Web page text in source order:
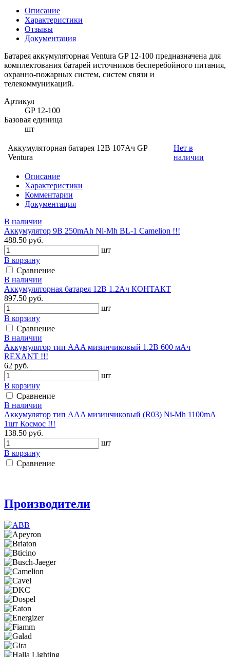
Описание
Характеристики
Отзывы
Документация
Батарея аккумуляторная Ventura GP 12-100 предназначена для
комплектования батарей источников бесперебойного питания,
охранно-пожарных систем, систем связи и
телекоммуникаций.
Артикул
GP 12-100
Базовая единица
шт
Аккумуляторная батарея 12В 107Ач GP
Ventura
Нет в
наличии
Описание
Характеристики
Комментарии
Документация
В наличии
Аккумулятор 9В 250mAh Ni-Mh BL-1 Camelion !!!
488.50 руб.
шт
В корзину
Сравнение
В наличии
Аккумуляторная батарея 12В 1.2Ач КОНТАКТ
897.50 руб.
шт
В корзину
Сравнение
В наличии
Аккумулятор тип AAA мизинчиковый 1.2В 600 мАч
REXANT !!!
62 руб.
шт
В корзину
Сравнение
В наличии
Аккумулятор тип AAA мизинчиковый (R03) Ni-Mh 1100mA
1шт Космос !!!
138.50 руб.
шт
В корзину
Сравнение
Производители